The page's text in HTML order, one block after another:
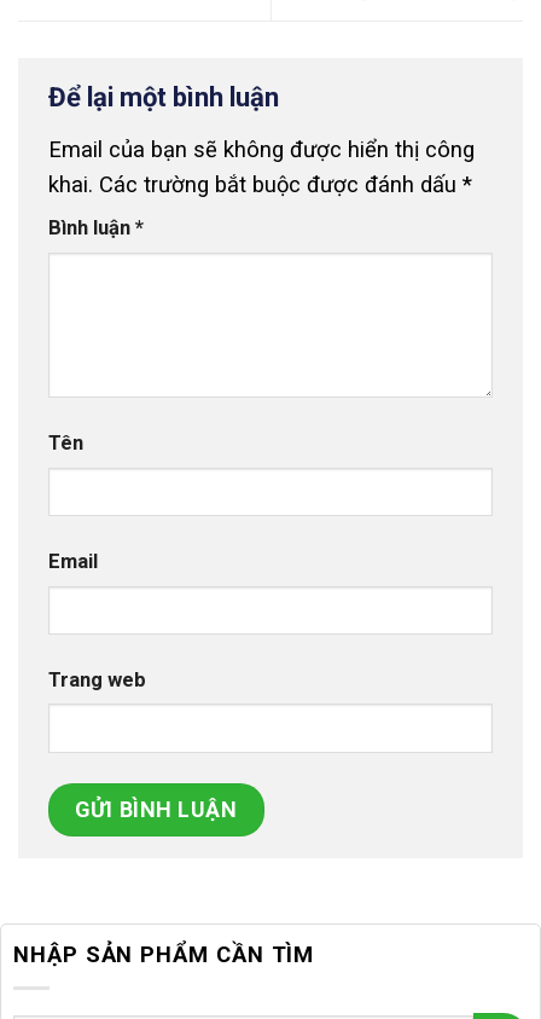
Để lại một bình luận
Email của bạn sẽ không được hiển thị công
khai. Các trường bắt buộc được đánh dấu *
Bình luận *
Tên
Email
Trang web
NHẬP SẢN PHẨM CẦN TÌM